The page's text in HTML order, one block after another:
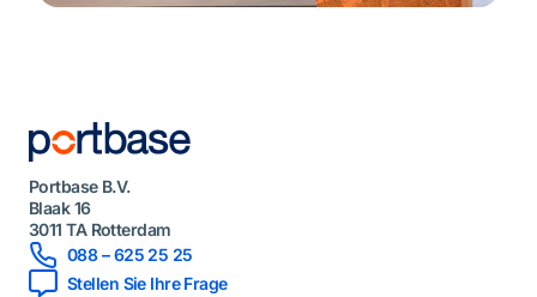
Portbase B.V.
Blaak 16
3011 TA Rotterdam
088 – 625 25 25
Stellen Sie Ihre Frage